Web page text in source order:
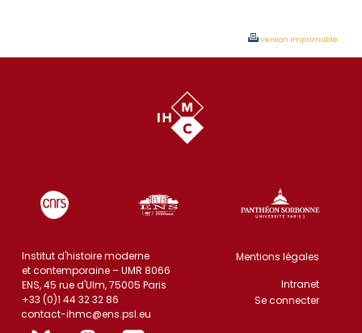
Version imprimable
Institut d'histoire moderne
et contemporaine – UMR 8066
ENS, 45 rue d'Ulm, 75005 Paris
+33 (0)1 44 32 32 86
contact-ihmc@ens.psl.eu
Mentions légales
Intranet
Se connecter